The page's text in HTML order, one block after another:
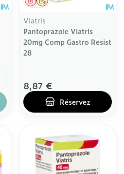
Viatris
Pantoprazole Viatris
20mg Comp Gastro Resist
28
8,87 €
Réservez